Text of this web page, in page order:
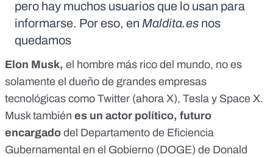
pero hay muchos usuarios que lo usan para
informarse. Por eso, en Maldita.es nos
quedamos
Elon Musk, el hombre más rico del mundo, no es
solamente el dueño de grandes empresas
tecnológicas como Twitter (ahora X), Tesla y Space X.
Musk también es un actor político, futuro
encargado del Departamento de Eficiencia
Gubernamental en el Gobierno (DOGE) de Donald